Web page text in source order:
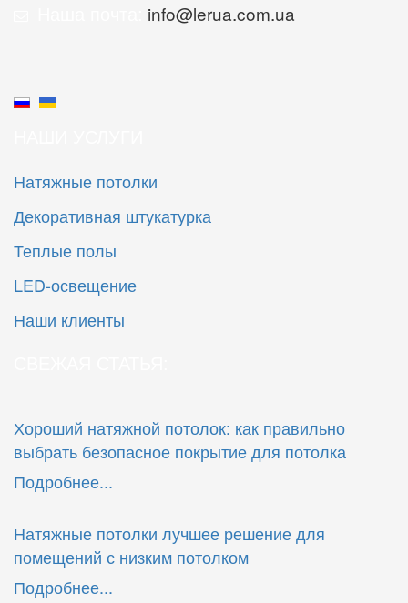
info@lerua.com.ua
Натяжные потолки
Декоративная штукатурка
Теплые полы
LED-освещение
Наши клиенты
Хороший натяжной потолок: как правильно
выбрать безопасное покрытие для потолка
Подробнее...
Натяжные потолки лучшее решение для
помещений с низким потолком
Подробнее...